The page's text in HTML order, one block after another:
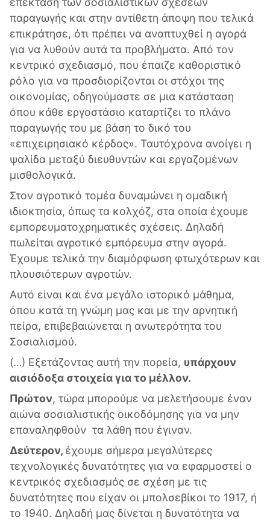
παραγωγής και στην αντίθετη άποψη που τελικά
επικράτησε, ότι πρέπει να αναπτυχθεί η αγορά
για να λυθούν αυτά τα προβλήματα. Από τον
κεντρικό σχεδιασμό, που έπαιζε καθοριστικό
ρόλο για να προσδιορίζονται οι στόχοι της
οικονομίας, οδηγούμαστε σε μια κατάσταση
όπου κάθε εργοστάσιο καταρτίζει το πλάνο
παραγωγής του με βάση το δικό του
«επιχειρησιακό κέρδος». Ταυτόχρονα ανοίγει η
ψαλίδα μεταξύ διευθυντών και εργαζομένων
μισθολογικά.
Στον αγροτικό τομέα δυναμώνει η ομαδική
ιδιοκτησία, όπως τα κολχόζ, στα οποία έχουμε
εμπορευματοχρηματικές σχέσεις. Δηλαδή
πωλείται αγροτικό εμπόρευμα στην αγορά.
Έχουμε τελικά την διαμόρφωση φτωχότερων και
πλουσιότερων αγροτών.
Αυτό είναι και ένα μεγάλο ιστορικό μάθημα,
όπου κατά τη γνώμη μας και με την αρνητική
πείρα, επιβεβαιώνεται η ανωτερότητα του
Σοσιαλισμού.
(…) Εξετάζοντας αυτή την πορεία, υπάρχουν
αισιόδοξα στοιχεία για το μέλλον.
Πρώτον, τώρα μπορούμε να μελετήσουμε έναν
αιώνα σοσιαλιστικής οικοδόμησης για να μην
επαναληφθούν τα λάθη που έγιναν.
Δεύτερον, έχουμε σήμερα μεγαλύτερες
τεχνολογικές δυνατότητες για να εφαρμοστεί ο
κεντρικός σχεδιασμός σε σχέση με τις
δυνατότητες που είχαν οι μπολσεβίκοι το 1917, ή
το 1940. Δηλαδή μας δίνεται η δυνατότητα να